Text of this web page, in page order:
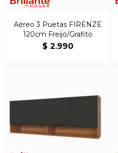
Aéreo 3 Puetas FIRENZE
120cm Freijo/Grafito
$ 2.990